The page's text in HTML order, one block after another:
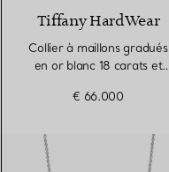
Tiffany HardWear
Collier à maillons gradués
en or blanc 18 carats et
€ 66.000